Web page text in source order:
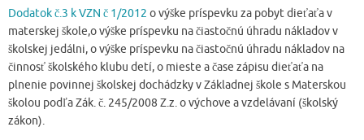
Dodatok č.3 k VZN č 1/2012 o výške príspevku za pobyt dieťaťa v
materskej škole,o výške príspevku na čiastočnú úhradu nákladov v
školskej jedálni, o výške príspevku na čiastočnú úhradu nákladov na
činnosť školského klubu detí, o mieste a čase zápisu dieťaťa na
plnenie povinnej školskej dochádzky v Základnej škole s Materskou
školou podľa Zák. č. 245/2008 Z.z. o výchove a vzdelávaní (školský
zákon).